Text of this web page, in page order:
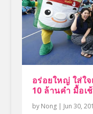
อร่อยใหญ่ ใส่ใ
10 ล้านคำ มื้อเ
by Nong| Jun 30,